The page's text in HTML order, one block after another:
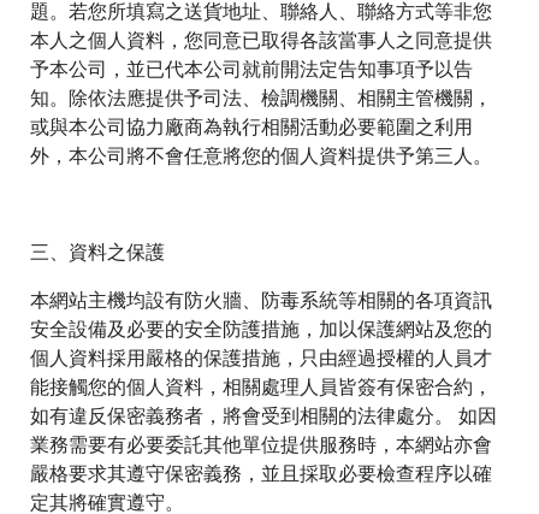
題。若您所填寫之送貨地址、聯絡人、聯絡方式等非您
本人之個人資料，您同意已取得各該當事人之同意提供
予本公司，並已代本公司就前開法定告知事項予以告
知。除依法應提供予司法、檢調機關、相關主管機關，
或與本公司協力廠商為執行相關活動必要範圍之利用
外，本公司將不會任意將您的個人資料提供予第三人。
三、資料之保護
本網站主機均設有防火牆、防毒系統等相關的各項資訊
安全設備及必要的安全防護措施，加以保護網站及您的
個人資料採用嚴格的保護措施，只由經過授權的人員才
能接觸您的個人資料，相關處理人員皆簽有保密合約，
如有違反保密義務者，將會受到相關的法律處分。 如因
業務需要有必要委託其他單位提供服務時，本網站亦會
嚴格要求其遵守保密義務，並且採取必要檢查程序以確
定其將確實遵守。